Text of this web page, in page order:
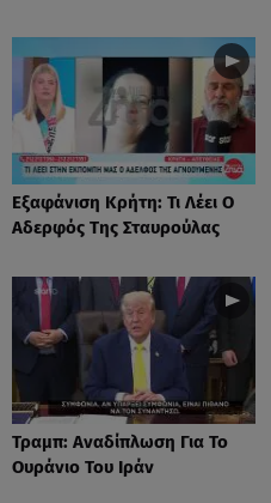
Eξαφάνιση Κρήτη: Τι Λέει Ο
Αδερφός Της Σταυρούλας
Τραμπ: Αναδίπλωση Για Το
Ουράνιο Του Ιράν